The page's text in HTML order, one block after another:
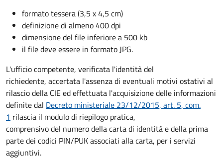
formato tessera (3,5 x 4,5 cm)
definizione di almeno 400 dpi
dimensione del file inferiore a 500 kb
il file deve essere in formato JPG.
L'ufficio competente, verificata l'identità del
richiedente, accertata l'assenza di eventuali motivi ostativi al
rilascio della CIE ed effettuata l'acquisizione delle informazioni
definite dal Decreto ministeriale 23/12/2015, art. 5, com.
1 rilascia il modulo di riepilogo pratica,
comprensivo del numero della carta di identità e della prima
parte dei codici PIN/PUK associati alla carta, per i servizi
aggiuntivi.